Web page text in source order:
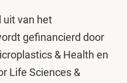
uit van het
gefinancierd door
& Health en
Life Sciences &